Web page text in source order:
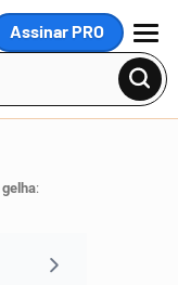
Assinar PRO
MENU
gelha: